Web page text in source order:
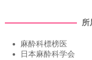
所
麻酔科標榜医
日本麻酔科学会